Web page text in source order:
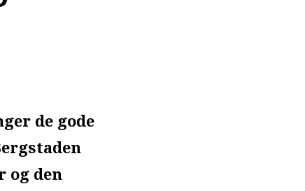
de gode
og den